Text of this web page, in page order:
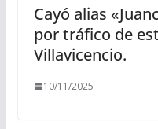
Cayó alias
por tráfico de
Villavicencio.
10/11/2025